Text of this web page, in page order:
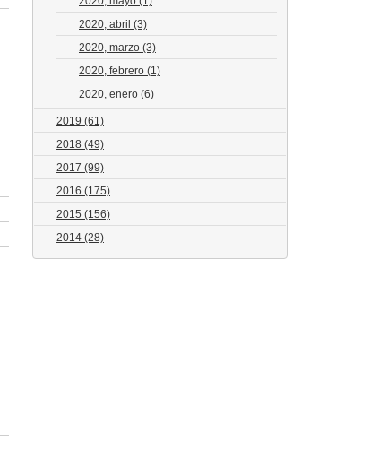
2020, abril (3)
2020, marzo (3)
2020, febrero (1)
2020, enero (6)
2019 (61)
2018 (49)
2017 (99)
2016 (175)
2015 (156)
2014 (28)